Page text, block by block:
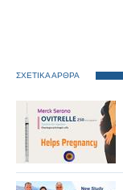
ΣΧΕΤΙΚΑ ΑΡΘΡΑ